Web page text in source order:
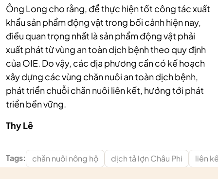
Ông Long cho rằng, để thực hiện tốt công tác xuất
khẩu sản phẩm động vật trong bối cảnh hiện nay,
điều quan trọng nhất là sản phẩm động vật phải
xuất phát từ vùng an toàn dịch bệnh theo quy định
của OIE. Do vậy, các địa phương cần có kế hoạch
xây dựng các vùng chăn nuôi an toàn dịch bệnh,
phát triển chuỗi chăn nuôi liên kết, hướng tới phát
triển bền vững.
Thy Lê
Tags: chăn nuôi nông hộ dịch tả lợn Châu Phi liên